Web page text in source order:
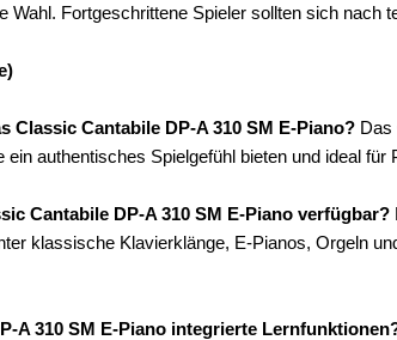
Wahl. Fortgeschrittene Spieler sollten sich nach
Classic Cantabile DP-A 310 SM E-Piano? Das
ein authentisches Spielgefühl bieten und ideal für
Cantabile DP-A 310 SM E-Piano verfügbar?
klassische Klavierklänge, E-Pianos, Orgeln
A 310 SM E-Piano integrierte